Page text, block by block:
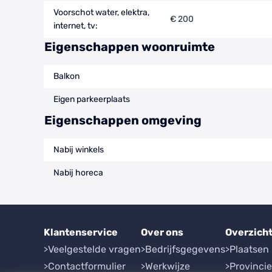
Voorschot water, elektra,
internet, tv:
€ 200
Eigenschappen woonruimte
Balkon
Eigen parkeerplaats
Eigenschappen omgeving
Nabij winkels
Nabij horeca
Klantenservice
Veelgestelde vragen
Contactformulier
Over ons
Bedrijfsgegevens
Werkwijze
Plaatsen